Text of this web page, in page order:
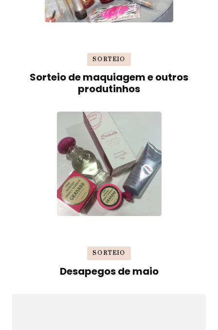
SORTEIO
Sorteio de maquiagem e outros
produtinhos
SORTEIO
Desapegos de maio